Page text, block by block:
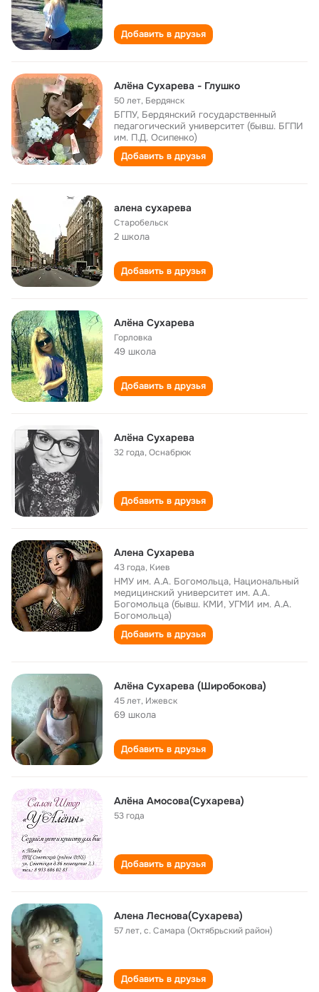
Добавить в друзья
Алёна Сухарева - Глушко
50 лет, Бердянск
БГПУ, Бердянский государственный
педагогический университет (бывш. БГПИ
им. П.Д. Осипенко)
Добавить в друзья
алена сухарева
Старобельск
2 школа
Добавить в друзья
Алёна Сухарева
Горловка
49 школа
Добавить в друзья
Алёна Cухарева
32 года,Оснабрюк
Добавить в друзья
Алена Сухарева
43 года, Киев
НМУ им. А.А. Богомольца, Национальный
медицинский университет им. А.А.
Богомольца (бывш. КМИ, УГМИ им. А.А.
Богомольца)
Добавить в друзья
Алёна Сухарева (Широбокова)
45 лет, Ижевск
69 школа
Добавить в друзья
Алёна Амосова(Сухарева)
53 года
Добавить в друзья
Алена Леснова(Сухарева)
57 лет,с. Самара (Октябрьский район)
Добавить в друзья